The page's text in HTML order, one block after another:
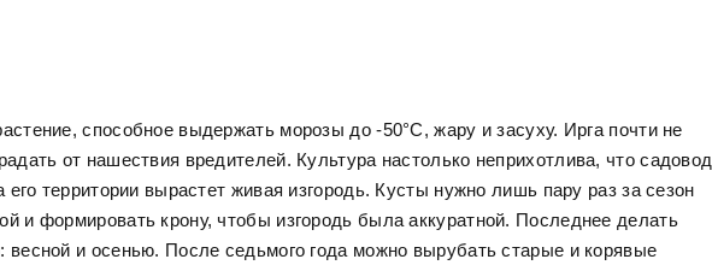
способное выдержать морозы до -50°C, жару и засуху. Ирга почти не
от нашествия вредителей. Культура настолько неприхотлива, что садовод
его территории вырастет живая изгородь. Кусты нужно лишь пару раз за сезон
и формировать крону, чтобы изгородь была аккуратной. Последнее делать
весной и осенью. После седьмого года можно вырубать старые и корявые